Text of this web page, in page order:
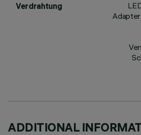
Verdrahtung
ADDITIONAL